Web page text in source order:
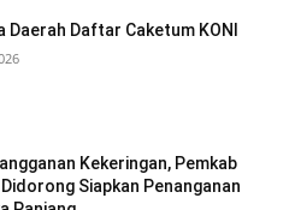
Daerah Daftar Caketum KONI
Kekeringan, Pemkab
Siapkan Penanganan